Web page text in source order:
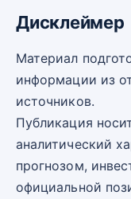
Дисклеймер
Материал
информации из
источников.
Публикация
аналитический
прогнозом,
официальной